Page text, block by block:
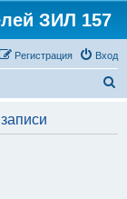
ЗИЛ 157
Вход
Регистрация